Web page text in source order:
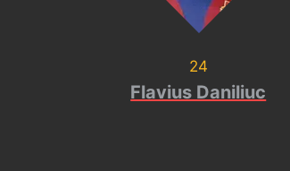
24
Flavius Daniliuc